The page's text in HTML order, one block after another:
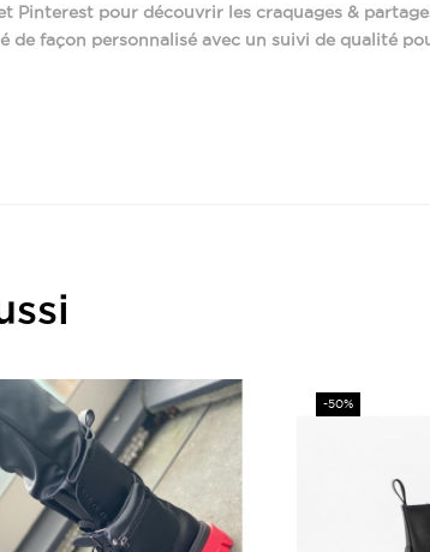
Pinterest pour découvrir les craquages &
façon personnalisé avec un suivi de qualité
Cuir
Cuir
4 cm
CAOUTCHOUC GRANTEE
-50%